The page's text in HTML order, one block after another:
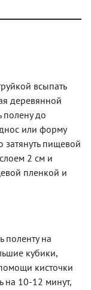
всыпать
деревянной
полену до
или форму
пищевой
2 см и
пленкой и
поленту на
кубики,
кисточки
на 10-12 минут,